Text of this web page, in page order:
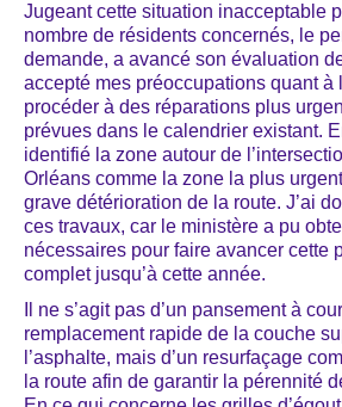
Jugeant cette situation inacceptable
nombre de résidents concernés, le
demande, a avancé son évaluation
accepté mes préoccupations quant à
procéder à des réparations plus
prévues dans le calendrier existant.
identifié la zone autour de
Orléans comme la zone la plus
grave détérioration de la route. J’ai
ces travaux, car le ministère a pu
nécessaires pour faire avancer cette
complet jusqu’à cette année.
Il ne s’agit pas d’un pansement à
remplacement rapide de la couche
l’asphalte, mais d’un resurfaçage
la route afin de garantir la pérennité